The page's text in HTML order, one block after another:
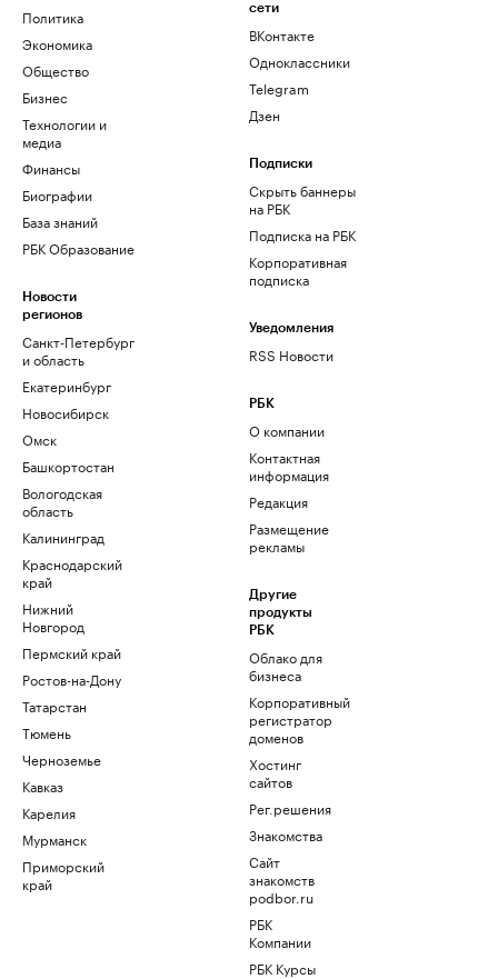
Политика
Экономика
Общество
Бизнес
Технологии и
медиа
Финансы
Биографии
База знаний
РБК Образование
Новости
регионов
Санкт-Петербург
и область
Екатеринбург
Новосибирск
Омск
Башкортостан
Вологодская
область
Калининград
Краснодарский
край
Нижний
Новгород
Пермский край
Ростов-на-Дону
Татарстан
Тюмень
Черноземье
Кавказ
Карелия
Мурманск
Приморский
край
сети
ВКонтакте
Одноклассники
Telegram
Дзен
Подписки
Скрыть баннеры
на РБК
Подписка на РБК
Корпоративная
подписка
Уведомления
RSS Новости
РБК
О компании
Контактная
информация
Редакция
Размещение
рекламы
Другие
продукты
РБК
Облако для
бизнеса
Корпоративный
регистратор
доменов
Хостинг
сайтов
Рег.решения
Знакомства
Сайт
знакомств
podbor.ru
РБК
Компании
РБК Курсы